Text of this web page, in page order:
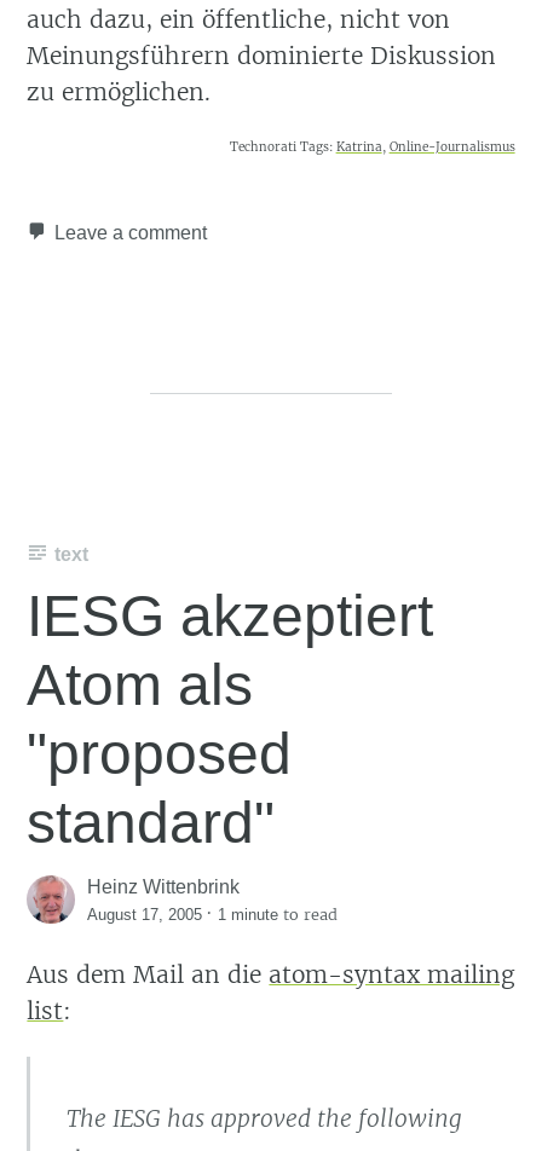
auch dazu, ein öffentliche, nicht von
Meinungsführern dominierte Diskussion
zu ermöglichen.
Technorati Tags: Katrina, Online-Journalismus
Leave a comment
text
IESG akzeptiert
Atom als
"proposed
standard"
Heinz Wittenbrink
August 17, 2005 · 1 minute to read
Aus dem Mail an die atom-syntax mailing
list:
The IESG has approved the following